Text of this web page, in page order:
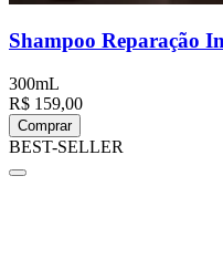
Shampoo Reparação
300mL
R$ 159,00
Comprar
BEST-SELLER